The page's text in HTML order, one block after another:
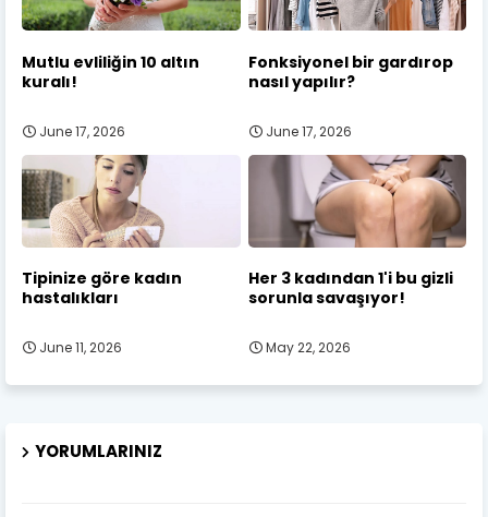
Mutlu evliliğin 10 altın
kuralı!
June 17, 2026
Fonksiyonel bir gardırop
nasıl yapılır?
June 17, 2026
Tipinize göre kadın
hastalıkları
June 11, 2026
Her 3 kadından 1'i bu gizli
sorunla savaşıyor!
May 22, 2026
YORUMLARINIZ